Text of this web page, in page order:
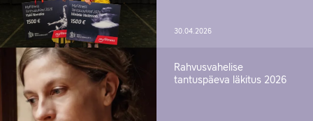
30.04.2026
Rahvusvahelise
tantuspäeva läkitus 2026